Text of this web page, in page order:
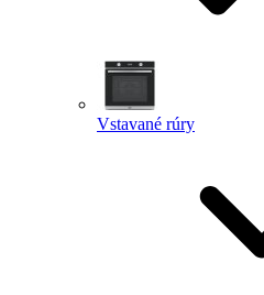
Vstavané rúry